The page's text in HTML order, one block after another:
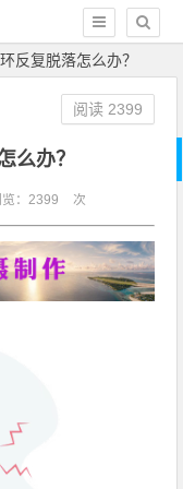
反复脱落怎么办？
么办？
览：2399 次
阅读 2399